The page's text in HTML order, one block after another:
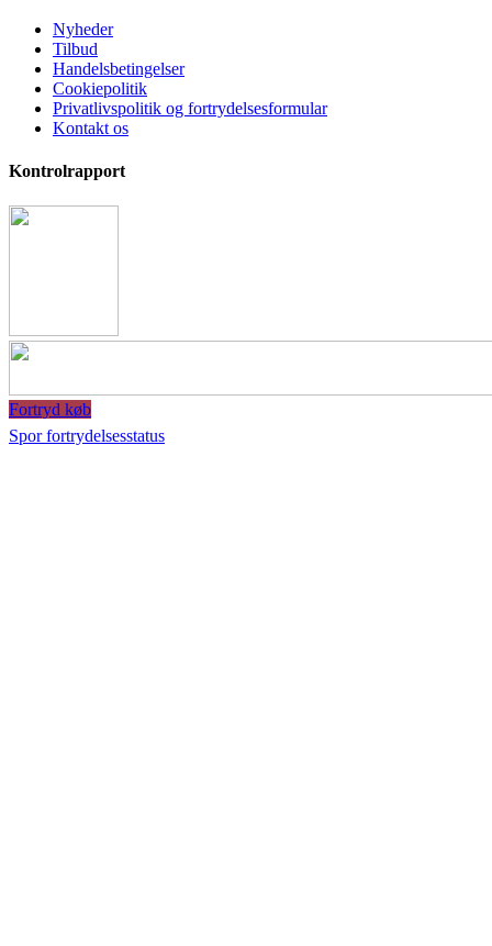
Nyheder
Tilbud
Handelsbetingelser
Cookiepolitik
Privatlivspolitik og fortrydelsesformular
Kontakt os
Kontrolrapport
Fortryd køb
Spor fortrydelsesstatus